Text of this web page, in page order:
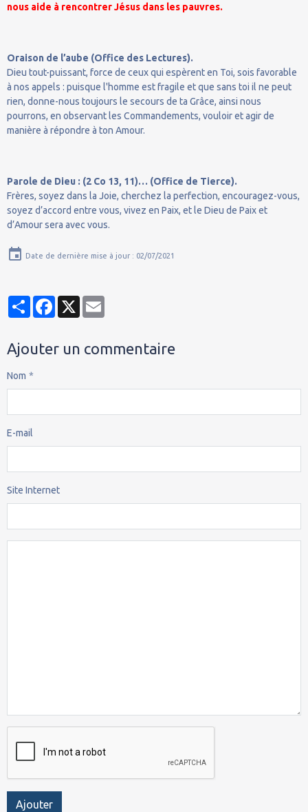
nous aide à rencontrer Jésus dans les pauvres.
Oraison de l’aube (Office des Lectures).
Dieu tout-puissant, force de ceux qui espèrent en Toi, sois favorable
à nos appels : puisque l'homme est fragile et que sans toi il ne peut
rien, donne-nous toujours le secours de ta Grâce, ainsi nous
pourrons, en observant les Commandements, vouloir et agir de
manière à répondre à ton Amour.
Parole de Dieu : (2 Co 13, 11)… (Office de Tierce).
Frères, soyez dans la Joie, cherchez la perfection, encouragez-vous,
soyez d’accord entre vous, vivez en Paix, et le Dieu de Paix et
d’Amour sera avec vous.
Date de dernière mise à jour : 02/07/2021
PartagerFacebook
X
Ajouter un commentaire
Nom
E-mail
Site Internet
Ajouter